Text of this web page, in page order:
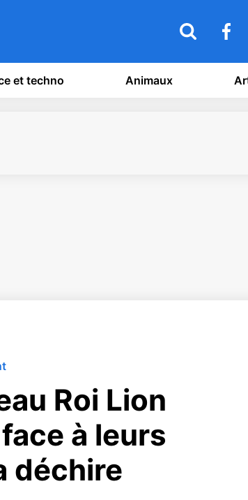
et techno Animaux
Roi Lion
à leurs
déchire